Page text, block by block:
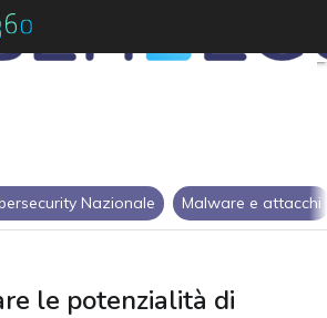
Nazionale Malware e attacchi
le potenzialità di